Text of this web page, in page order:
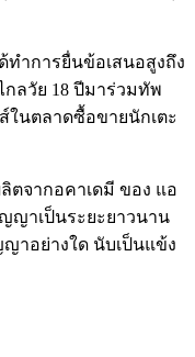
ำการยื่นข้อเสนอสูงถึง
ลวัย 18 ปีมาร่วมทัพ
ในตลาดซื้อขายนักเตะ
ตจากอคาเดมี ของ แอ
ญาเป็นระยะยาวนาน
าอย่างใด นับเป็นแข้ง